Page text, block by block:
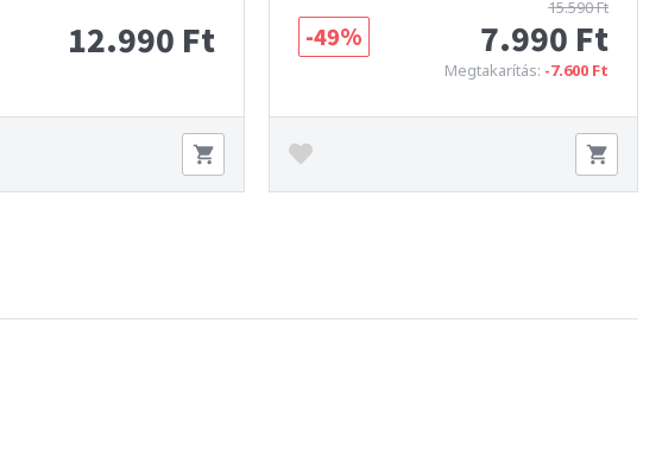
12.990 Ft
15.590 Ft
7.990 Ft
Megtakarítás: -7.600 Ft
-49%